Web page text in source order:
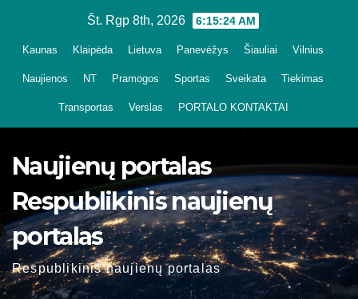
Št. Rgp 8th, 2026 6:15:25 AM
Kaunas Klaipėda Lietuva Panevėžys Šiauliai Vilnius
Naujienos NT Pramogos Sportas Sveikata Tiekimas
Transportas Verslas PORTALO KONTAKTAI
Naujienų portalas
Respublikinis naujienų
portalas
Respublikinis naujienų portalas